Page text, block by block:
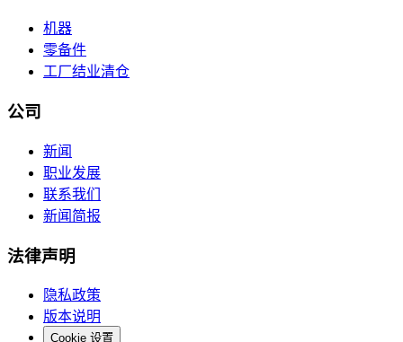
机器
零备件
工厂结业清仓
公司
新闻
职业发展
联系我们
新闻简报
法律声明
隐私政策
版本说明
Cookie 设置